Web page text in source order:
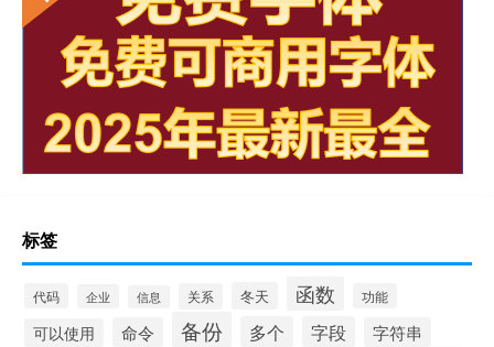
标签
代码 企业 信息 关系 冬天 函数 功能
可以使用 命令 备份 多个 字段 字符串